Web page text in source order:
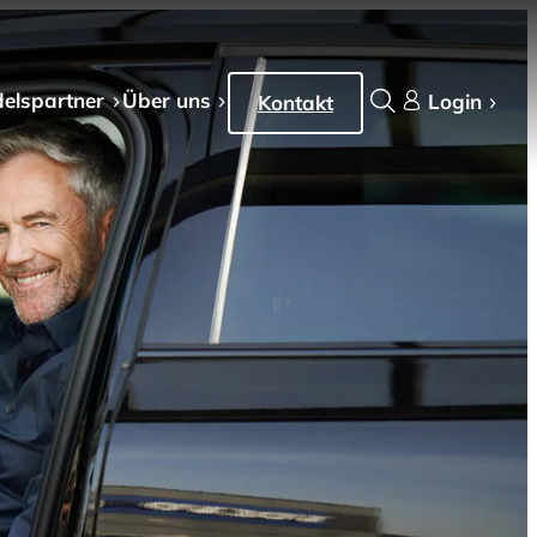
Über uns Kontakt Login